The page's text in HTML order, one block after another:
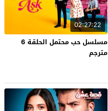
02:27:22
مسلسل حب محتمل الحلقة 6
مترجم